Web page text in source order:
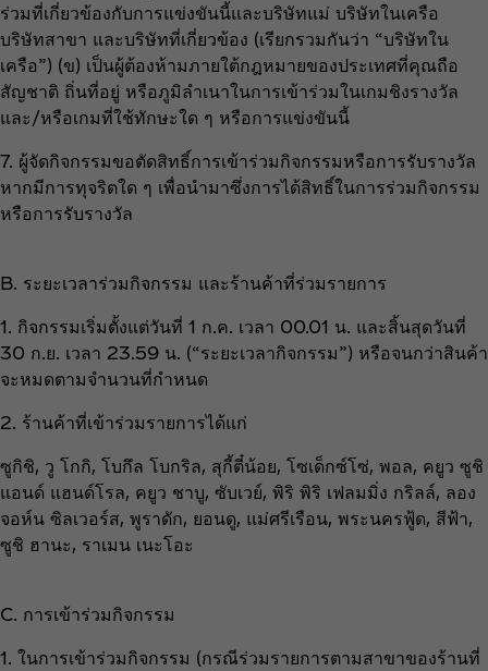
ร่วมที่เกี่ยวข้องกับการแข่งขันนี้และบริษัทแม่ บริษัทในเครือ
บริษัทสาขา และบริษัทที่เกี่ยวข้อง (เรียกรวมกันว่า “บริษัทใน
เครือ”) (ข) เป็นผู้ต้องห้ามภายใต้กฎหมายของประเทศที่คุณถือ
สัญชาติ ถิ่นที่อยู่ หรือภูมิลำเนาในการเข้าร่วมในเกมชิงรางวัล
และ/หรือเกมที่ใช้ทักษะใด ๆ หรือการแข่งขันนี้
7. ผู้จัดกิจกรรมขอตัดสิทธิ์การเข้าร่วมกิจกรรมหรือการรับรางวัล
หากมีการทุจริตใด ๆ เพื่อนำมาซึ่งการได้สิทธิ์ในการร่วมกิจกรรม
หรือการรับรางวัล
B. ระยะเวลาร่วมกิจกรรม และร้านค้าที่ร่วมรายการ
1. กิจกรรมเริ่มตั้งแต่วันที่ 1 ก.ค. เวลา 00.01 น. และสิ้นสุดวันที่
30 ก.ย. เวลา 23.59 น. (“ระยะเวลากิจกรรม”) หรือจนกว่าสินค้า
จะหมดตามจำนวนที่กำหนด
2. ร้านค้าที่เข้าร่วมรายการได้แก่
ซูกิชิ, วู โกกิ, โบกึล โบกริล, สุกี้ตี๋น้อย, โซเด็กซ์โซ่, พอล, คยูว ซูชิ
แอนด์ แฮนด์โรล, คยูว ชาบู, ซับเวย์, พิริ พิริ เฟลมมิ่ง กริลล์, ลอง
จอห์น ซิลเวอร์ส, พูราดัก, ยอนดู, แม่ศรีเรือน, พระนครฟู้ด, สีฟ้า,
ซูชิ ฮานะ, ราเมน เนะโอะ
C. การเข้าร่วมกิจกรรม
1. ในการเข้าร่วมกิจกรรม (กรณีร่วมรายการตามสาขาของร้านที่